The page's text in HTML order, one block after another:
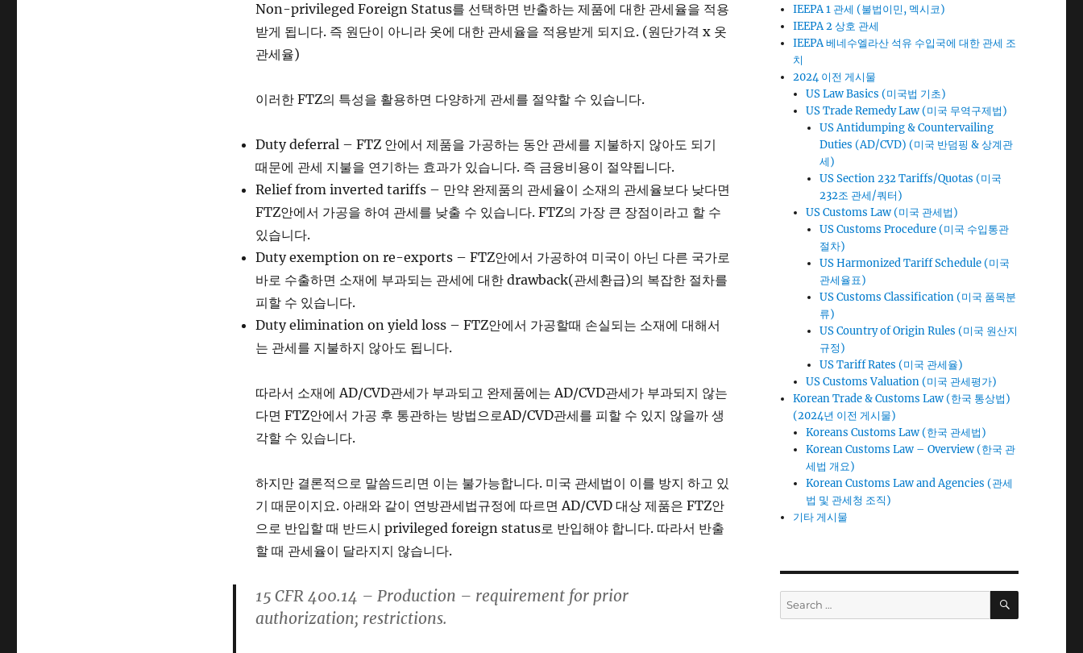
Non-privileged Foreign Status를 선택하면 반출하는 제품에 대한 관세율을 적용
받게 됩니다. 즉 원단이 아니라 옷에 대한 관세율을 적용받게 되지요. (원단가격 x 옷
관세율)
이러한 FTZ의 특성을 활용하면 다양하게 관세를 절약할 수 있습니다.
Duty deferral – FTZ 안에서 제품을 가공하는 동안 관세를 지불하지 않아도 되기
때문에 관세 지불을 연기하는 효과가 있습니다. 즉 금융비용이 절약됩니다.
Relief from inverted tariffs – 만약 완제품의 관세율이 소재의 관세율보다 낮다면
FTZ안에서 가공을 하여 관세를 낮출 수 있습니다. FTZ의 가장 큰 장점이라고 할 수
있습니다.
Duty exemption on re-exports – FTZ안에서 가공하여 미국이 아닌 다른 국가로
바로 수출하면 소재에 부과되는 관세에 대한 drawback(관세환급)의 복잡한 절차를
피할 수 있습니다.
Duty elimination on yield loss – FTZ안에서 가공할때 손실되는 소재에 대해서
는 관세를 지불하지 않아도 됩니다.
따라서 소재에 AD/CVD관세가 부과되고 완제품에는 AD/CVD관세가 부과되지 않는
다면 FTZ안에서 가공 후 통관하는 방법으로AD/CVD관세를 피할 수 있지 않을까 생
각할 수 있습니다.
하지만 결론적으로 말씀드리면 이는 불가능합니다. 미국 관세법이 이를 방지 하고 있
기 때문이지요. 아래와 같이 연방관세법규정에 따르면 AD/CVD 대상 제품은 FTZ안
으로 반입할 때 반드시 privileged foreign status로 반입해야 합니다. 따라서 반출
할 때 관세율이 달라지지 않습니다.
15 CFR 400.14 – Production – requirement for prior
authorization; restrictions.
IEEPA 1 관세 (불법이민, 멕시코)
IEEPA 2 상호 관세
IEEPA 베네수엘라산 석유 수입국에 대한 관세 조
치
2024 이전 게시물
US Law Basics (미국법 기초)
US Trade Remedy Law (미국 무역구제법)
US Antidumping & Countervailing
Duties (AD/CVD) (미국 반덤핑 & 상계관
세)
US Section 232 Tariffs/Quotas (미국
232조 관세/쿼터)
US Customs Law (미국 관세법)
US Customs Procedure (미국 수입통관
절차)
US Harmonized Tariff Schedule (미국
관세율표)
US Customs Classification (미국 품목분
류)
US Country of Origin Rules (미국 원산지
규정)
US Tariff Rates (미국 관세율)
US Customs Valuation (미국 관세평가)
Korean Trade & Customs Law (한국 통상법)
(2024년 이전 게시물)
Koreans Customs Law (한국 관세법)
Korean Customs Law – Overview (한국 관
세법 개요)
Korean Customs Law and Agencies (관세
법 및 관세청 조직)
기타 게시물
Search
for:
SEARCH